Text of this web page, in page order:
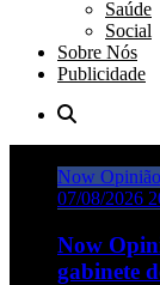
Saúde
Social
Sobre Nós
Publicidade
Now Opinião
07/08/2026
Now
gabinete